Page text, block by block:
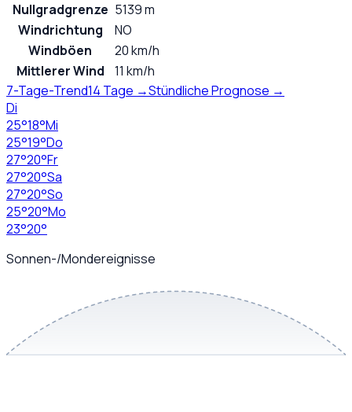
Nullgradgrenze 5139 m
Windrichtung
NO
Windböen
20 km/h
Mittlerer Wind
11 km/h
7-Tage-Trend14 Tage →Stündliche Prognose →
Di
25°18°Mi
25°19°Do
27°20°Fr
27°20°Sa
27°20°So
25°20°Mo
23°20°
Sonnen-/Mondereignisse